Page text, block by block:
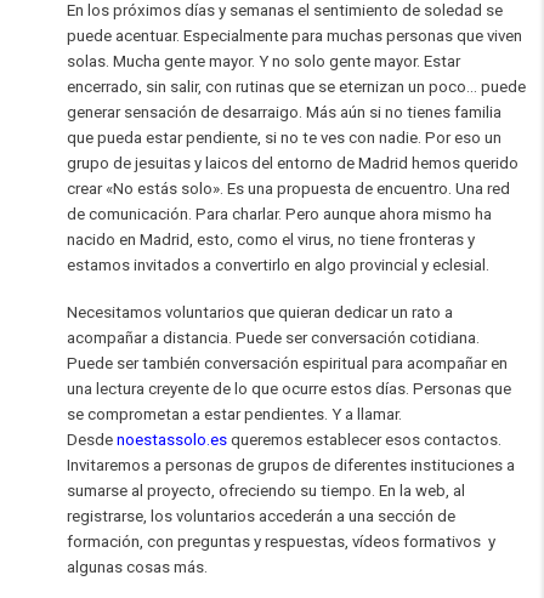
En los próximos días y semanas el sentimiento de soledad se
puede acentuar. Especialmente para muchas personas que viven
solas. Mucha gente mayor. Y no solo gente mayor. Estar
encerrado, sin salir, con rutinas que se eternizan un poco… puede
generar sensación de desarraigo. Más aún si no tienes familia
que pueda estar pendiente, si no te ves con nadie. Por eso un
grupo de jesuitas y laicos del entorno de Madrid hemos querido
crear «No estás solo». Es una propuesta de encuentro. Una red
de comunicación. Para charlar. Pero aunque ahora mismo ha
nacido en Madrid, esto, como el virus, no tiene fronteras y
estamos invitados a convertirlo en algo provincial y eclesial.
Necesitamos voluntarios que quieran dedicar un rato a
acompañar a distancia. Puede ser conversación cotidiana.
Puede ser también conversación espiritual para acompañar en
una lectura creyente de lo que ocurre estos días. Personas que
se comprometan a estar pendientes. Y a llamar.
Desde noestassolo.es queremos establecer esos contactos.
Invitaremos a personas de grupos de diferentes instituciones a
sumarse al proyecto, ofreciendo su tiempo. En la web, al
registrarse, los voluntarios accederán a una sección de
formación, con preguntas y respuestas, vídeos formativos y
algunas cosas más.